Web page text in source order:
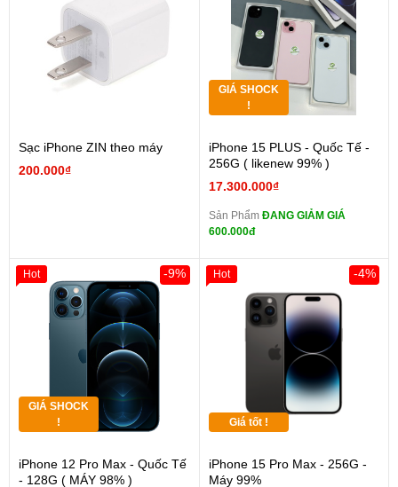
Sạc iPhone ZIN theo máy
200.000₫
GIÁ SHOCK
!
iPhone 15 PLUS - Quốc Tế -
256G ( likenew 99% )
17.300.000₫
Sản Phẩm ĐANG GIẢM GIÁ
600.000đ
GIÁ SHOCK
!
iPhone 12 Pro Max - Quốc Tế
- 128G ( MÁY 98% )
-9%
Hot
Giá tốt !
iPhone 15 Pro Max - 256G -
Máy 99%
-4%
Hot